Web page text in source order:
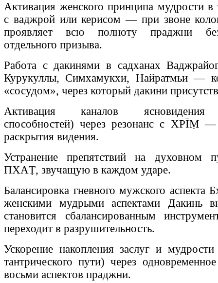
Активация женского принципа мудрости в
с ваджрой или керисом — при звоне
проявляет всю полноту праджни
отдельного призыва.
Работа с дакинями в садханах
Курукуллы, Симхамукхи, Найратмьи —
«сосудом», через который дакини
Активация каналов ясновидения
способностей) через резонанс с ХРĪṂ
раскрытия видения.
Устранение препятствий на духовном
ПХАṬ, звучащую в каждом ударе.
Балансировка гневного мужского аспекта
женскими мудрыми аспектами Дакинь
становится сбалансированным
переходит в разрушительность.
Ускорение накопления заслуг и
тантрического пути) через
восьми аспектов праджни.